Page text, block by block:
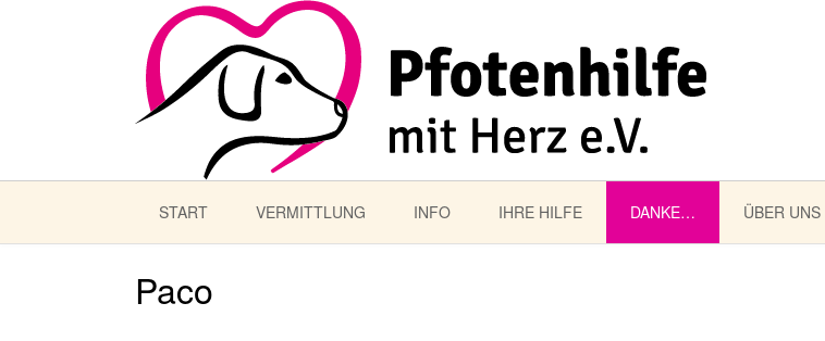
START VERMITTLUNG INFO IHRE HILFE DANKE… ÜBER UNS
Paco